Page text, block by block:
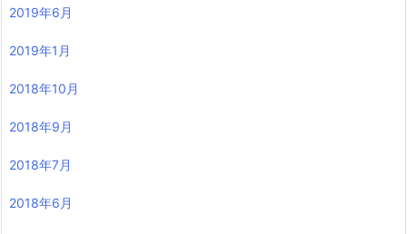
2019年6月
2019年1月
2018年10月
2018年9月
2018年7月
2018年6月